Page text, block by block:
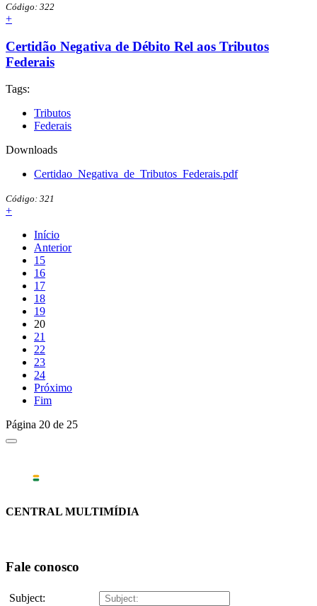
Código: 322
+
Certidão Negativa de Débito Rel aos Tributos
Federais
Tags:
Tributos
Federais
Downloads
Certidao_Negativa_de_Tributos_Federais.pdf
Código: 321
+
Início
Anterior
15
16
17
18
19
20
21
22
23
24
Próximo
Fim
Página 20 de 25
CENTRAL MULTIMÍDIA
Fale conosco
Subject: